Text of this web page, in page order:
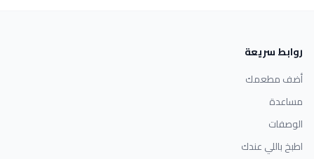
روابط سريعة
أضف مطعمك
مساعدة
الوصفات
اطبخ باللي عندك